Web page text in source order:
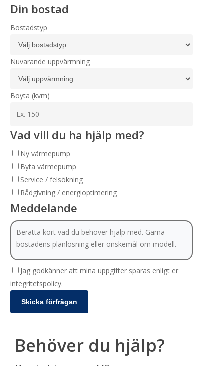
Din bostad
Bostadstyp
Nuvarande uppvärmning
Boyta (kvm)
Vad vill du ha hjälp med?
Ny värmepump
Byta värmepump
Service / felsökning
Rådgivning / energioptimering
Meddelande
Jag godkänner att mina uppgifter sparas enligt er
integritetspolicy.
Behöver du hjälp?